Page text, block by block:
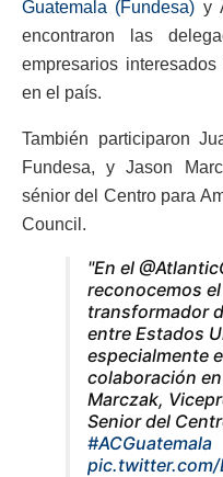
Guatemala (Fundesa) y
encontraron las
empresarios
en el país.
También participaron
Fundesa, y Jason
sénior del Centro para
Council.
"En el
reconocemos
transformador
entre Estados
especialmente
colaboración
Marczak,
Senior del
#ACGuatemala
pic.twitter.com/